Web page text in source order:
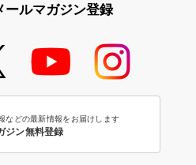
ールマガジン登録
などの最新情報をお届けします
ジン無料登録